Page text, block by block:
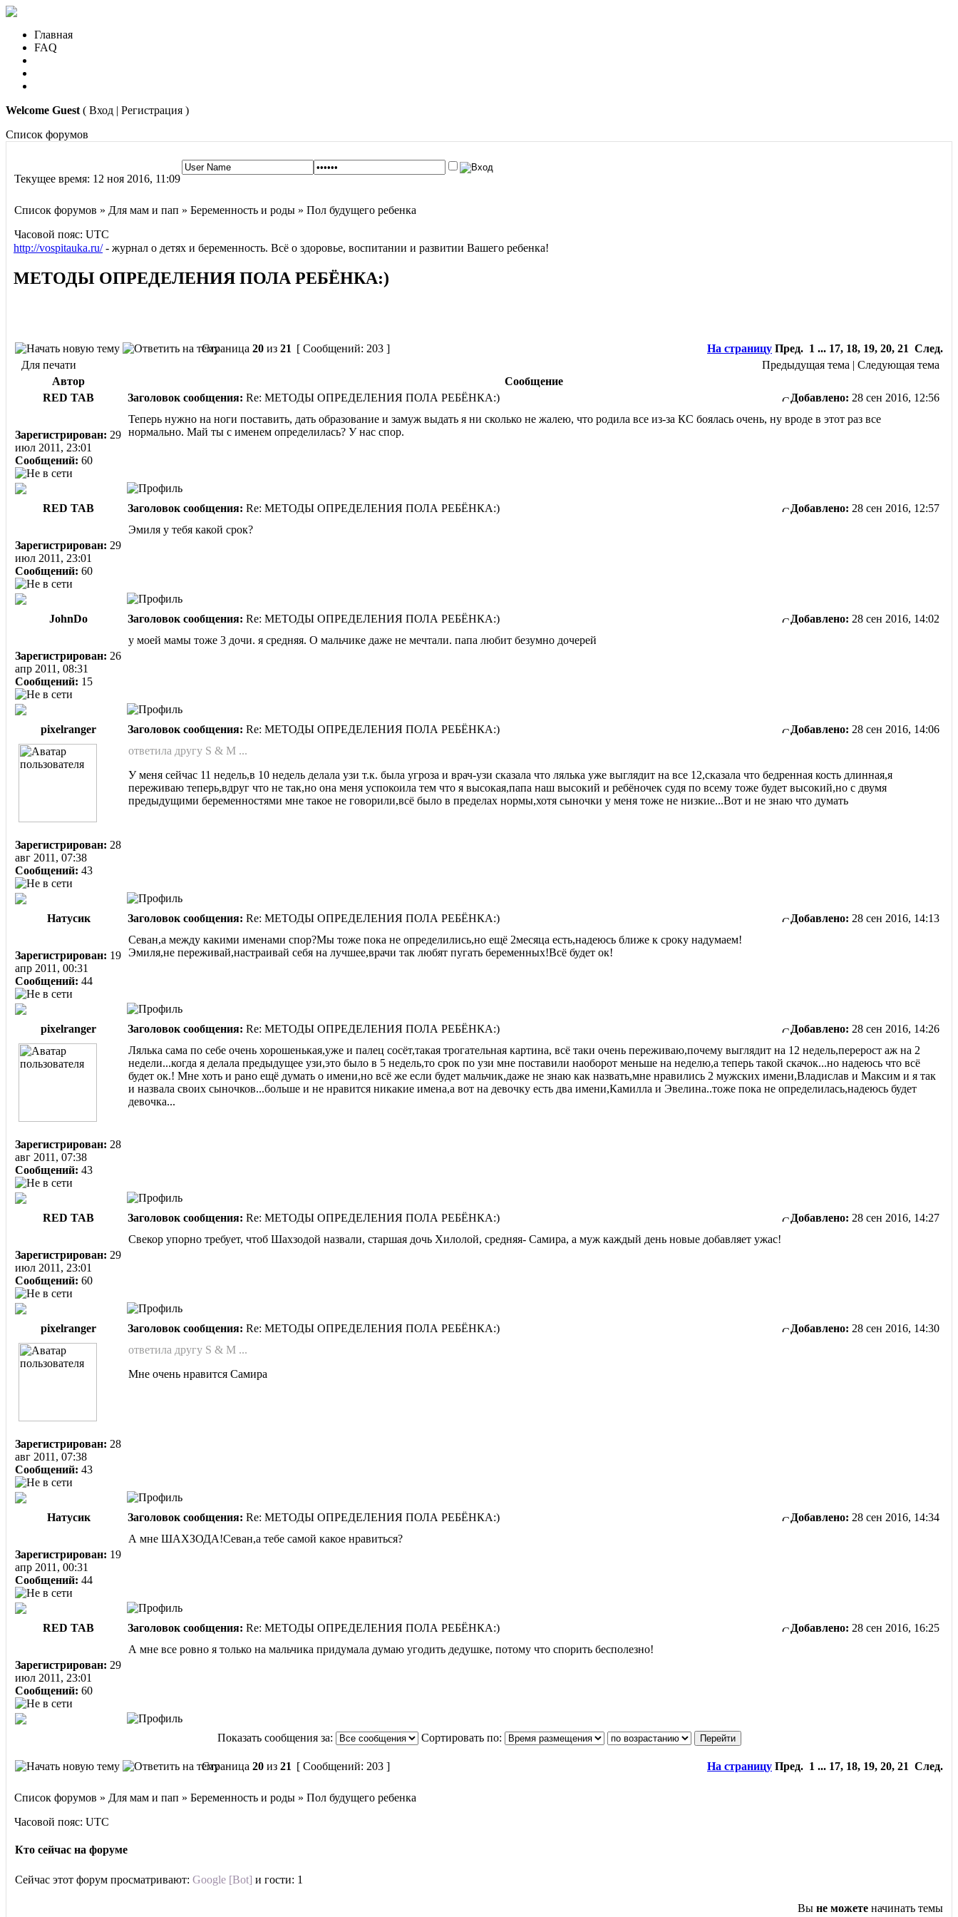
Главная
FAQ
Welcome Guest ( Вход | Регистрация )
Список форумов
Текущее время: 12 ноя 2016, 11:09
Список форумов » Для мам и пап » Беременность и роды » Пол будущего ребенка
Часовой пояс: UTC
http://vospitauka.ru/- журнал о детях и беременность. Всё о здоровье, воспитании и развитии Вашего ребенка!
МЕТОДЫ ОПРЕДЕЛЕНИЯ ПОЛА РЕБЁНКА:)
Страница 20 из 21 [ Сообщений: 203 ] На страницу Пред. 1 ... 17, 18, 19, 20, 21 След.
Для печати
Предыдущая тема | Следующая тема
Автор
Сообщение
RED TAB
Заголовок сообщения: Re: МЕТОДЫ ОПРЕДЕЛЕНИЯ ПОЛА РЕБЁНКА:) Добавлено: 28 сен 2016, 12:56
Зарегистрирован: 29
июл 2011, 23:01
Сообщений: 60
Теперь нужно на ноги поставить, дать образование и замуж выдать я ни сколько не жалею, что родила все из-за КС боялась очень, ну вроде в этот раз все
нормально. Май ты с именем определилась? У нас спор.
RED TAB Заголовок сообщения: Re: МЕТОДЫ ОПРЕДЕЛЕНИЯ ПОЛА РЕБЁНКА:) Добавлено: 28 сен 2016, 12:57
Зарегистрирован: 29
июл 2011, 23:01
Сообщений: 60
Эмиля у тебя какой срок?
JohnDo Заголовок сообщения: Re: МЕТОДЫ ОПРЕДЕЛЕНИЯ ПОЛА РЕБЁНКА:) Добавлено: 28 сен 2016, 14:02
Зарегистрирован: 26
апр 2011, 08:31
Сообщений: 15
у моей мамы тоже 3 дочи. я средняя. О мальчике даже не мечтали. папа любит безумно дочерей
pixelranger Заголовок сообщения: Re: МЕТОДЫ ОПРЕДЕЛЕНИЯ ПОЛА РЕБЁНКА:) Добавлено: 28 сен 2016, 14:06
Зарегистрирован: 28
авг 2011, 07:38
Сообщений: 43
ответила другу S & M ...
У меня сейчас 11 недель,в 10 недель делала узи т.к. была угроза и врач-узи сказала что лялька уже выглядит на все 12,сказала что бедренная кость длинная,я
переживаю теперь,вдруг что не так,но она меня успокоила тем что я высокая,папа наш высокий и ребёночек судя по всему тоже будет высокий,но с двумя
предыдущими беременностями мне такое не говорили,всё было в пределах нормы,хотя сыночки у меня тоже не низкие...Вот и не знаю что думать
Натусик Заголовок сообщения: Re: МЕТОДЫ ОПРЕДЕЛЕНИЯ ПОЛА РЕБЁНКА:) Добавлено: 28 сен 2016, 14:13
Зарегистрирован: 19
апр 2011, 00:31
Сообщений: 44
Севан,а между какими именами спор?Мы тоже пока не определились,но ещё 2месяца есть,надеюсь ближе к сроку надумаем!
Эмиля,не переживай,настраивай себя на лучшее,врачи так любят пугать беременных!Всё будет ок!
pixelranger Заголовок сообщения: Re: МЕТОДЫ ОПРЕДЕЛЕНИЯ ПОЛА РЕБЁНКА:) Добавлено: 28 сен 2016, 14:26
Зарегистрирован: 28
авг 2011, 07:38
Сообщений: 43
Лялька сама по себе очень хорошенькая,уже и палец сосёт,такая трогательная картина, всё таки очень переживаю,почему выглядит на 12 недель,перерост аж на 2
недели...когда я делала предыдущее узи,это было в 5 недель,то срок по узи мне поставили наоборот меньше на неделю,а теперь такой скачок...но надеюсь что всё
будет ок.! Мне хоть и рано ещё думать о имени,но всё же если будет мальчик,даже не знаю как назвать,мне нравились 2 мужских имени,Владислав и Максим и я так
и назвала своих сыночков...больше и не нравится никакие имена,а вот на девочку есть два имени,Камилла и Эвелина..тоже пока не определилась,надеюсь будет
девочка...
RED TAB Заголовок сообщения: Re: МЕТОДЫ ОПРЕДЕЛЕНИЯ ПОЛА РЕБЁНКА:) Добавлено: 28 сен 2016, 14:27
Зарегистрирован: 29
июл 2011, 23:01
Сообщений: 60
Свекор упорно требует, чтоб Шахзодой назвали, старшая дочь Хилолой, средняя- Самира, а муж каждый день новые добавляет ужас!
pixelranger Заголовок сообщения: Re: МЕТОДЫ ОПРЕДЕЛЕНИЯ ПОЛА РЕБЁНКА:) Добавлено: 28 сен 2016, 14:30
Зарегистрирован: 28
авг 2011, 07:38
Сообщений: 43
ответила другу S & M ...
Мне очень нравится Самира
Натусик Заголовок сообщения: Re: МЕТОДЫ ОПРЕДЕЛЕНИЯ ПОЛА РЕБЁНКА:) Добавлено: 28 сен 2016, 14:34
Зарегистрирован: 19
апр 2011, 00:31
Сообщений: 44
А мне ШАХЗОДА!Севан,а тебе самой какое нравиться?
RED TAB Заголовок сообщения: Re: МЕТОДЫ ОПРЕДЕЛЕНИЯ ПОЛА РЕБЁНКА:) Добавлено: 28 сен 2016, 16:25
Зарегистрирован: 29
июл 2011, 23:01
Сообщений: 60
А мне все ровно я только на мальчика придумала думаю угодить дедушке, потому что спорить бесполезно!
Показать сообщения за: Сортировать по:
Страница 20 из 21 [ Сообщений: 203 ] На страницу Пред. 1 ... 17, 18, 19, 20, 21 След.
Список форумов » Для мам и пап » Беременность и роды » Пол будущего ребенка
Часовой пояс: UTC
Кто сейчас на форуме
Сейчас этот форум просматривают: Google [Bot] и гости: 1
Вы не можете начинать темы